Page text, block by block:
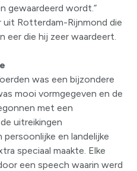
gewaardeerd wordt.”
uit Rotterdam-Rijnmond die
eer die hij zeer waardeert.
was een bijzondere
mooi vormgegeven en de
met een
uitreikingen
en landelijke
speciaal maakte. Elke
een speech waarin werd